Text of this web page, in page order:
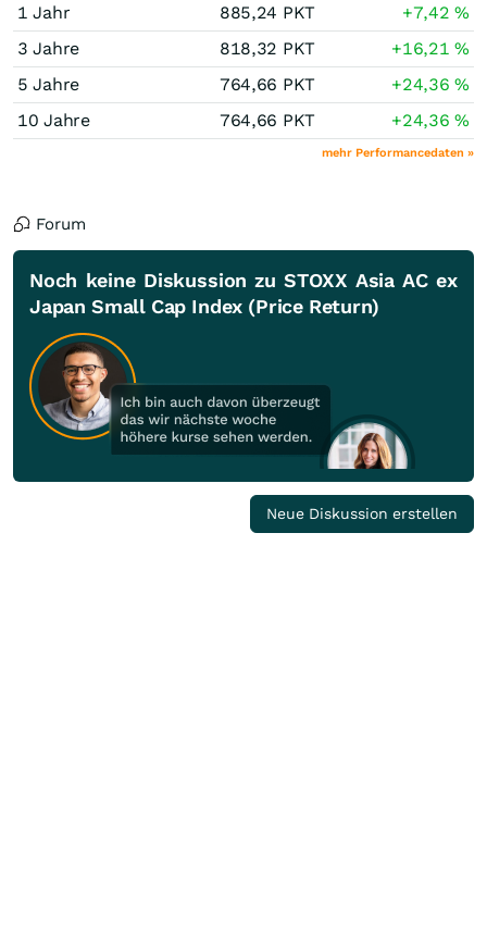
1 Jahr
885,24 PKT +7,42%
3 Jahre
818,32 PKT +16,21%
5 Jahre
764,66 PKT +24,36%
10 Jahre
764,66 PKT +24,36%
mehr Performancedaten »
Forum
Noch keine Diskussion zu STOXX Asia AC ex
Japan Small Cap Index (Price Return)
Neue Diskussion erstellen